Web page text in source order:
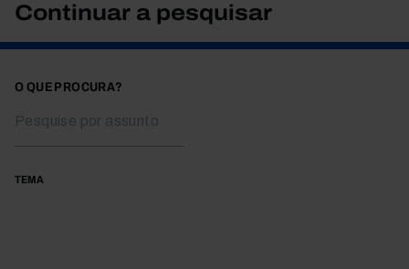
Continuar a pesquisar
O QUE PROCURA?
TEMA